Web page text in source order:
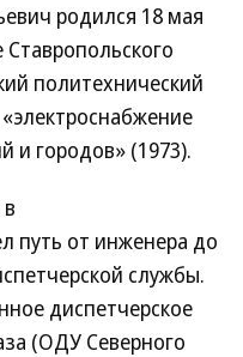
родился 18 мая
Ставропольского
политехнический
городов» (1973).
путь от инженера до
службы.
диспетчерское
(ОДУ Северного